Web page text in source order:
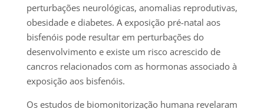
perturbações neurológicas, anomalias reprodutivas,
obesidade e diabetes. A exposição pré-natal aos
bisfenóis pode resultar em perturbações do
desenvolvimento e existe um risco acrescido de
cancros relacionados com as hormonas associado à
exposição aos bisfenóis.
Os estudos de biomonitorização humana revelaram